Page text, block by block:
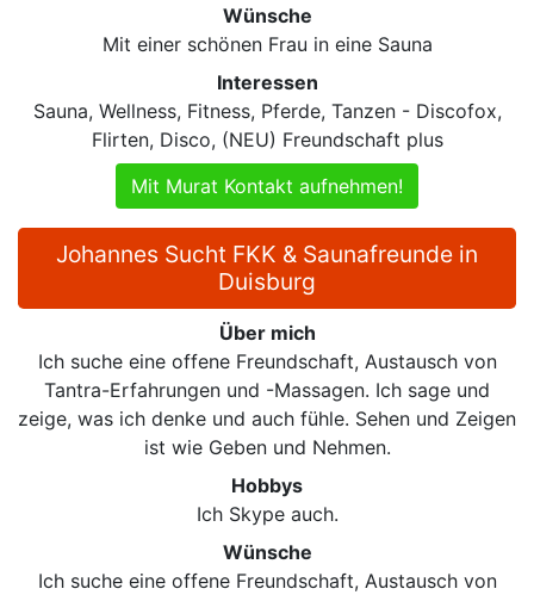
Wünsche
Mit einer schönen Frau in eine Sauna
Interessen
Sauna, Wellness, Fitness, Pferde, Tanzen - Discofox,
Flirten, Disco, (NEU) Freundschaft plus
Mit Murat Kontakt aufnehmen!
Johannes Sucht FKK & Saunafreunde in
Duisburg
Über mich
Ich suche eine offene Freundschaft, Austausch von
Tantra-Erfahrungen und -Massagen. Ich sage und
zeige, was ich denke und auch fühle. Sehen und Zeigen
ist wie Geben und Nehmen.
Hobbys
Ich Skype auch.
Wünsche
Ich suche eine offene Freundschaft, Austausch von